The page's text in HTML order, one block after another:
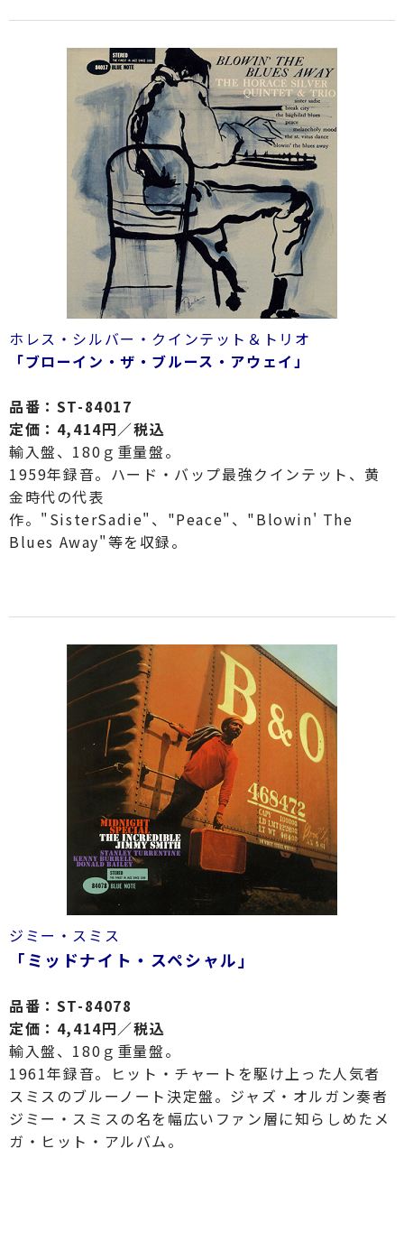
ホレス・シルバー・クインテット＆トリオ
「ブローイン・ザ・ブルース・アウェイ」
品番：ST-84017
定価：4,414円／税込
輸入盤、180ｇ重量盤。
1959年録音。ハード・バップ最強クインテット、黄
金時代の代表
作。"SisterSadie"、"Peace"、"Blowin' The
Blues Away"等を収録。
ジミー・スミス
「ミッドナイト・スペシャル」
品番：ST-84078
定価：4,414円／税込
輸入盤、180ｇ重量盤。
1961年録音。ヒット・チャートを駆け上った人気者
スミスのブルーノート決定盤。ジャズ・オルガン奏者
ジミー・スミスの名を幅広いファン層に知らしめたメ
ガ・ヒット・アルバム。